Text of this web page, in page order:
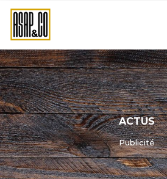
ACTUS
Publicité